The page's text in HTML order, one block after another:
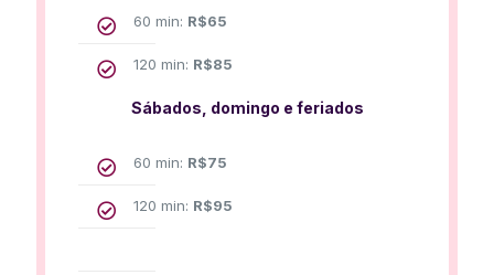
60 min: R$65
120 min: R$85
Sábados, domingo e feriados
60 min: R$75
120 min: R$95